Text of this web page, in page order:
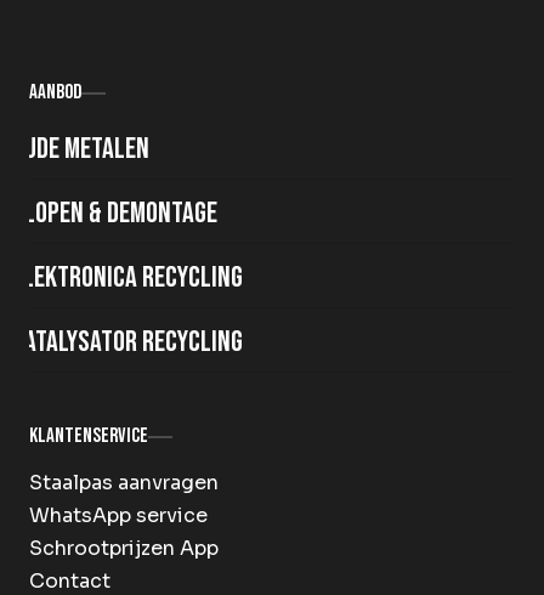
Aanbod
Oude metalen
Slopen & demontage
Elektronica recycling
Katalysator recycling
Klantenservice
Staalpas aanvragen
WhatsApp service
Schrootprijzen App
Contact